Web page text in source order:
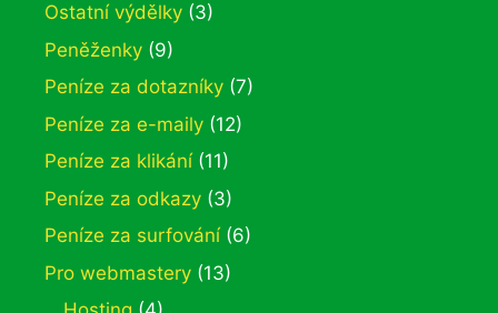
Ostatní výdělky (3)
Peněženky (9)
Peníze za dotazníky (7)
Peníze za e-maily (12)
Peníze za klikání (11)
Peníze za odkazy (3)
Peníze za surfování (6)
Pro webmastery (13)